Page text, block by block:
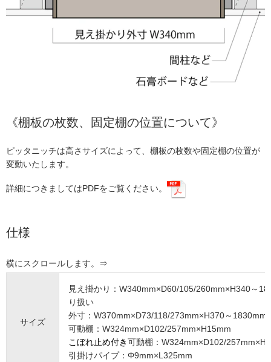
《棚板の枚数、固定棚の位置について》
ピッタニッチは高さサイズによって、棚板の枚数や固定棚の位置が
変動いたします。
詳細につきましてはPDFをご覧ください。
仕様
サイズ
見え掛かり：W340mm×D60/105/260mm×H340～
り扱い
外寸：W370mm×D73/118/273mm×H370～
可動棚：W324mm×D102/257mm×H15mm
こぼれ止め付き可動棚：W324mm×D102/
引掛けパイプ：Φ9mm×L325mm